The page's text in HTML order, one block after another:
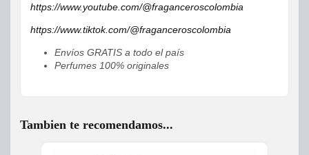
https://www.youtube.com/@fraganceroscolombia
https://www.tiktok.com/@fraganceroscolombia
Envíos GRATIS a todo el país
Perfumes 100% originales
Tambien te recomendamos...